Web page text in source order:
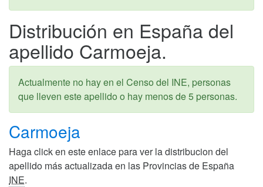
Distribución en España del
apellido Carmoeja.
Actualmente no hay en el Censo del INE, personas
que lleven este apellido o hay menos de 5 personas.
Carmoeja
Haga click en este enlace para ver la distribucion del
apellido más actualizada en las Provincias de España
INE.